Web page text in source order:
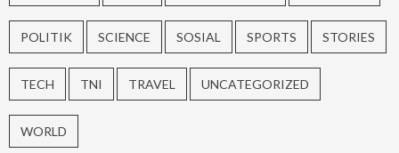
POLITIK SCIENCE SOSIAL SPORTS STORIES
TECH TNI TRAVEL UNCATEGORIZED
WORLD